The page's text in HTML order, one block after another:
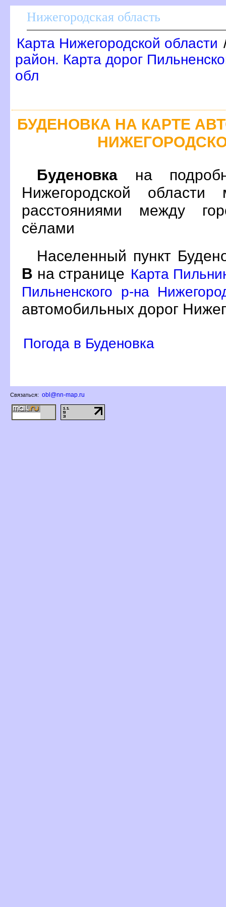
Нижегородская область
Карта Нижегородской области
район. Карта дорог
обл
БУДЕНОВКА НА КАРТЕ
Буденовка на
Нижегородской
расстояниями между
сёлами
Населенный пункт
на странице Карта
Пильненского р-на
автомобильных дорог
Погода в Буденовка
Связаться: obl@nn-map.ru